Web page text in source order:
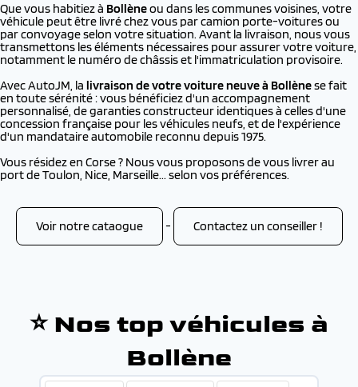
Que vous habitiez à Bollèneou dans les communes voisines, votre
véhicule peut être livré chez vous par camion porte-voitures ou
par convoyage selon votre situation. Avant la livraison, nous vous
transmettons les éléments nécessaires pour assurer votre voiture,
notamment le numéro de châssis et l'immatriculation provisoire.
Avec AutoJM, la livraison de votre voiture neuve à Bollènese fait
en toute sérénité : vous bénéficiez d'un accompagnement
personnalisé, de garanties constructeur identiques à celles d'une
concession française pour les véhicules neufs, et de l'expérience
d'un mandataire automobile reconnu depuis 1975.
Vous résidez en Corse ? Nous vous proposons de vous livrer au
port de Toulon, Nice, Marseille... selon vos préférences.
Voir notre cataogue - Contactez un conseiller !
⭐ Nos top véhicules à
Bollène